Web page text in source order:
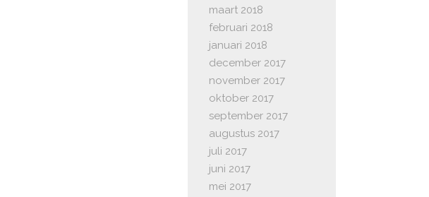
maart 2018
februari 2018
januari 2018
december 2017
november 2017
oktober 2017
september 2017
augustus 2017
juli 2017
juni 2017
mei 2017